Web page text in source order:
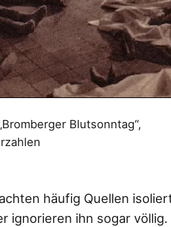
Blutsonntag“,
häufig Quellen
ignorieren ihn sogar